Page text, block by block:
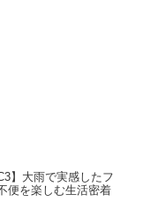
】大雨で実感したフ
便を楽しむ生活密着